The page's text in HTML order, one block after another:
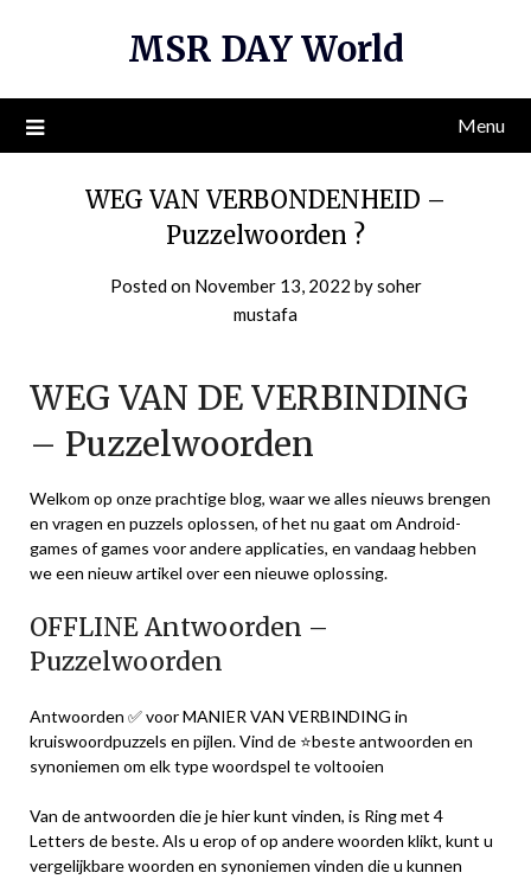
MSR DAY World
Menu
WEG VAN VERBONDENHEID –
Puzzelwoorden ?
Posted on November 13, 2022 bysoher
mustafa
WEG VAN DE VERBINDING
– Puzzelwoorden
Welkom op onze prachtige blog, waar we alles nieuws brengen
en vragen en puzzels oplossen, of het nu gaat om Android-
games of games voor andere applicaties, en vandaag hebben
we een nieuw artikel over een nieuwe oplossing.
OFFLINE Antwoorden –
Puzzelwoorden
Antwoorden ✅ voor MANIER VAN VERBINDING in
kruiswoordpuzzels en pijlen. Vind de ⭐beste antwoorden en
synoniemen om elk type woordspel te voltooien
Van de antwoorden die je hier kunt vinden, is Ring met 4
Letters de beste. Als u erop of op andere woorden klikt, kunt u
vergelijkbare woorden en synoniemen vinden die u kunnen